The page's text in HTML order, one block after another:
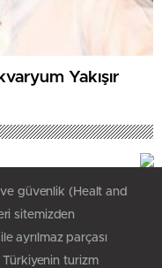
Yakışır
güvenlik (Healt and
sitemizden
ayrılmaz parçası
turizm